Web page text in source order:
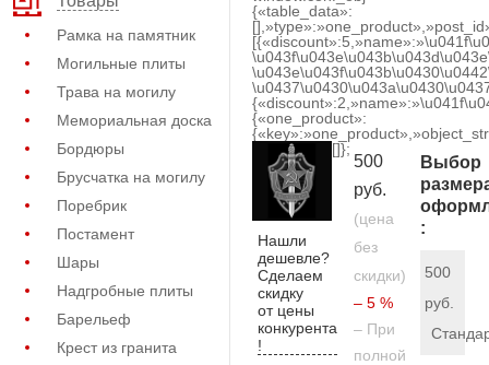
Рамка на памятник
Могильные плиты
Трава на могилу
Мемориальная доска
Бордюры
Брусчатка на могилу
Поребрик
Постамент
Шары
Надгробные плиты
Барельеф
Крест из гранита
{«table_data»:
{«one_product»:
[]};
Нашли
дешевле?
Сделаем
скидку
от цены
конкурента
!
500
руб.
(цена
без
скидки)
– 5 %
– При
полной
Выбор
:
500
руб.